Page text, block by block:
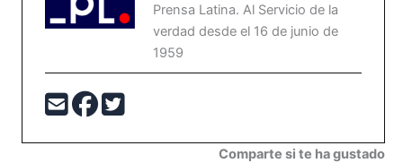
Prensa Latina. Al Servicio de la
verdad desde el 16 de junio de
1959
Comparte si te ha gustado